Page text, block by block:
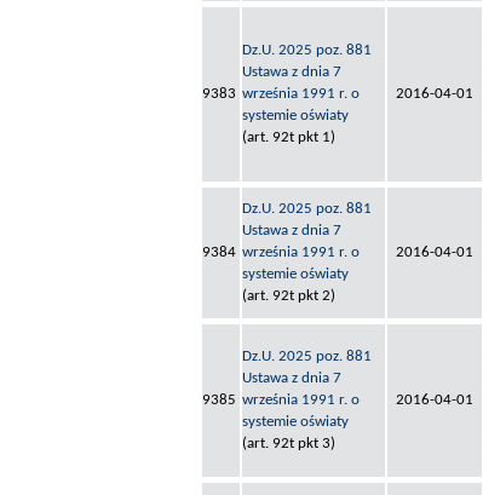
9383
Dz.U. 2025 poz. 881
Ustawa z dnia 7
września 1991 r. o
systemie oświaty
(art. 92t pkt 1)
2016-04-01
9384
Dz.U. 2025 poz. 881
Ustawa z dnia 7
września 1991 r. o
systemie oświaty
(art. 92t pkt 2)
2016-04-01
9385
Dz.U. 2025 poz. 881
Ustawa z dnia 7
września 1991 r. o
systemie oświaty
(art. 92t pkt 3)
2016-04-01